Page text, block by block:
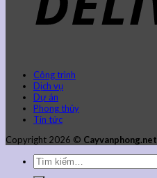
Công trình
Dịch vụ
Dự án
Phong thủy
Tin tức
Copyright 2026 © Cayvanphong.net